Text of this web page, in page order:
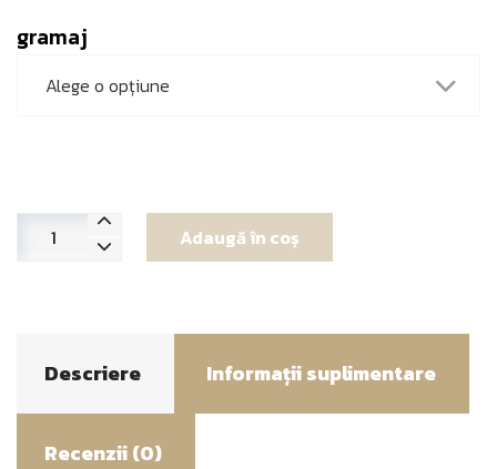
gramaj
Cantitate
1883
Adaugă în coș
Descriere Informații suplimentare
Recenzii (0)